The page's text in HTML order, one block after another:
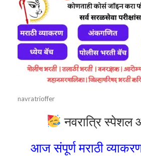
navratrioffer
नवरात्रि
आज संपूर्ण मराठी